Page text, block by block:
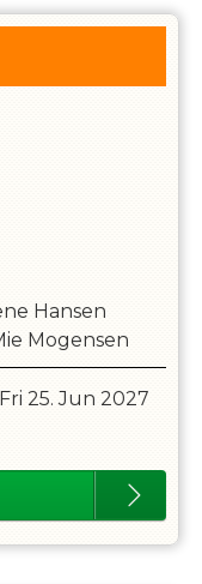
tilmelde sig
Hansen
Mogensen
Fri 25. Jun 2027